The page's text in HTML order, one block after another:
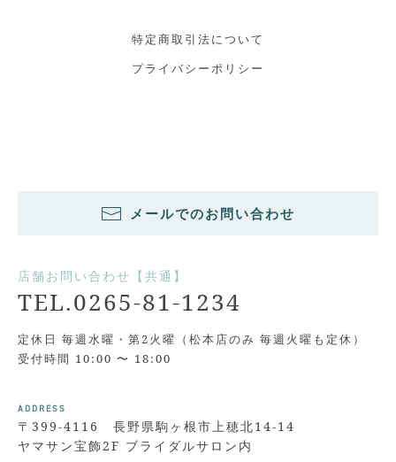
特定商取引法について
プライバシーポリシー
メールでのお問い合わせ
店舗お問い合わせ【共通】
TEL.0265-81-1234
定休日 毎週水曜・第2火曜（松本店のみ 毎週火曜も定休）
受付時間 10:00 〜 18:00
ADDRESS
〒399-4116 長野県駒ヶ根市上穂北14-14
ヤマサン宝飾2F ブライダルサロン内